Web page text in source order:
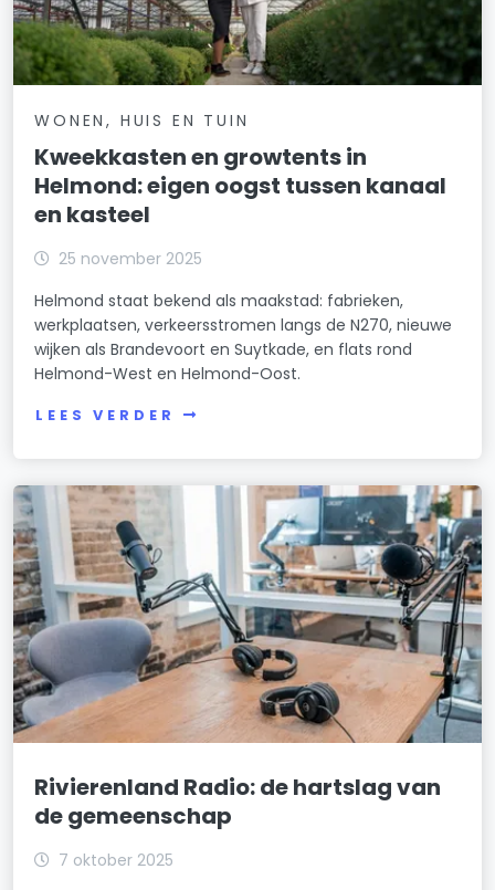
WONEN, HUIS EN TUIN
Kweekkasten en growtents in
Helmond: eigen oogst tussen kanaal
en kasteel
25 november 2025
Helmond staat bekend als maakstad: fabrieken,
werkplaatsen, verkeersstromen langs de N270, nieuwe
wijken als Brandevoort en Suytkade, en flats rond
Helmond-West en Helmond-Oost.
LEES VERDER
Rivierenland Radio: de hartslag van
de gemeenschap
7 oktober 2025